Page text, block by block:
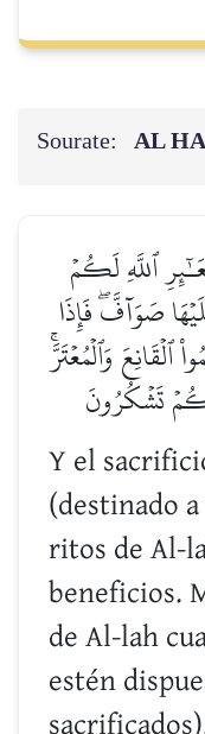
Sourate: AL
ٱللَّهِ لَكُمۡ
صَوَآفَّۖ فَإِذَا
ٱلۡقَانِعَ وَٱلۡمُعۡتَرَّۚ
تَشۡكُرُونَ
Y el
(destinado
ritos de Al-
beneficios.
de Al-lah
estén